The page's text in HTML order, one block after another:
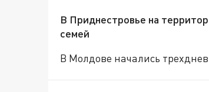
В Приднестровье на
семей
В Молдове начались